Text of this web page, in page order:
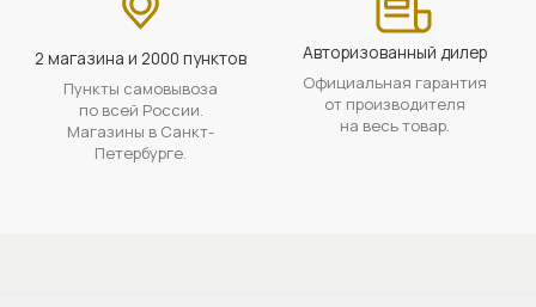
2 магазина и 2000 пунктов
Пункты самовывоза
по всей России.
Магазины в Санкт-
Петербурге.
Авторизованный дилер
Официальная гарантия
от производителя
на весь товар.